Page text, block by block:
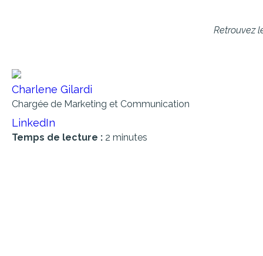
Retrouvez
Charlene Gilardi
Chargée de Marketing et Communication
LinkedIn
Temps de lecture : 2 minutes